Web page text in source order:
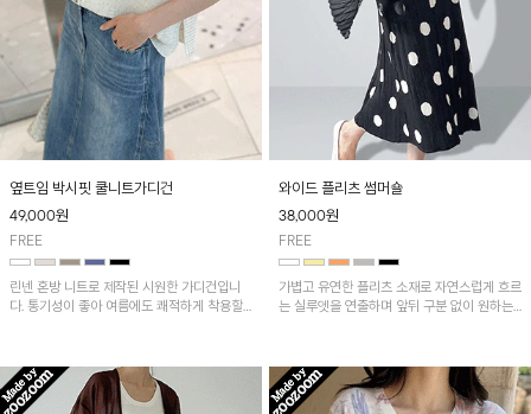
옆트임 박시핏 쿨니트가디건
49,000원
FREE
린넨 혼방 니트로 제작된 시원한 가디건입니
다. 통기성이 좋아 여름에도 쾌적하게 착용할
와이드 플리츠 썸머숄
38,000원
FREE
가볍고 유연한 플리츠 소재로 자연스럽게 흐르
는 실루엣을 연출하며 앞뒤 구분 없이 원하는